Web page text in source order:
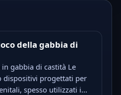
della gabbia di
gabbia di castità Le
dispositivi progettati per
spesso utilizzati i...